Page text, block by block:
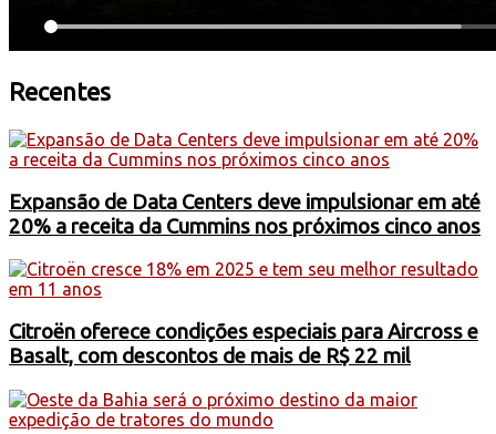
Recentes
Expansão de Data Centers deve impulsionar em até
20% a receita da Cummins nos próximos cinco anos
Citroën oferece condições especiais para Aircross e
Basalt, com descontos de mais de R$ 22 mil